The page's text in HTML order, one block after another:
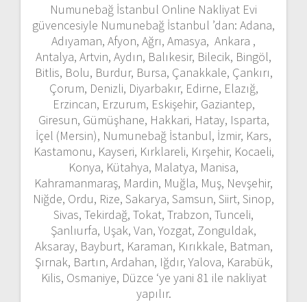
Numunebağ İstanbul Online Nakliyat Evi
güvencesiyle Numunebağ İstanbul ’dan: Adana,
Adıyaman, Afyon, Ağrı, Amasya, Ankara ,
Antalya, Artvin, Aydın, Balıkesir, Bilecik, Bingöl,
Bitlis, Bolu, Burdur, Bursa, Çanakkale, Çankırı,
Çorum, Denizli, Diyarbakır, Edirne, Elazığ,
Erzincan, Erzurum, Eskişehir, Gaziantep,
Giresun, Gümüşhane, Hakkari, Hatay, Isparta,
İçel (Mersin), Numunebağ İstanbul, İzmir, Kars,
Kastamonu, Kayseri, Kırklareli, Kırşehir, Kocaeli,
Konya, Kütahya, Malatya, Manisa,
Kahramanmaraş, Mardin, Muğla, Muş, Nevşehir,
Niğde, Ordu, Rize, Sakarya, Samsun, Siirt, Sinop,
Sivas, Tekirdağ, Tokat, Trabzon, Tunceli,
Şanlıurfa, Uşak, Van, Yozgat, Zonguldak,
Aksaray, Bayburt, Karaman, Kırıkkale, Batman,
Şırnak, Bartın, Ardahan, Iğdır, Yalova, Karabük,
Kilis, Osmaniye, Düzce ‘ye yani 81 ile nakliyat
yapılır.